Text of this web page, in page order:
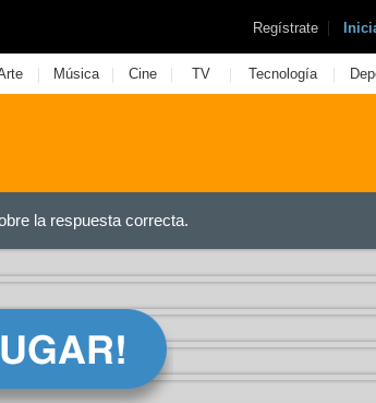
Regístrate |
| Música | Cine | TV | Tecnología |
la respuesta correcta.